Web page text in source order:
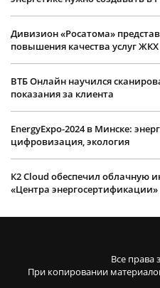
Дивизион «Росатома»
повышения качества услуг ЖКХ
ВТБ Онлайн научился
показания за клиента
EnergyExpo-2024 в Минске:
цифровизация, экология
К2 Cloud обеспечил облачную
«Центра энергосертификации»
Все
При копировании